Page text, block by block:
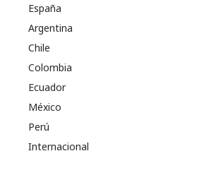
España
Argentina
Chile
Colombia
Ecuador
México
Perú
Internacional